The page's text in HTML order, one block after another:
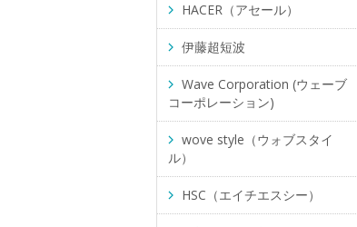
HACER（アセール）
伊藤超短波
Wave Corporation (ウェーブ
コーポレーション)
wove style（ウォブスタイ
ル）
HSC（エイチエスシー）